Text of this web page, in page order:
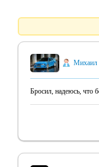
Михаил
Бросил, надеюсь, что